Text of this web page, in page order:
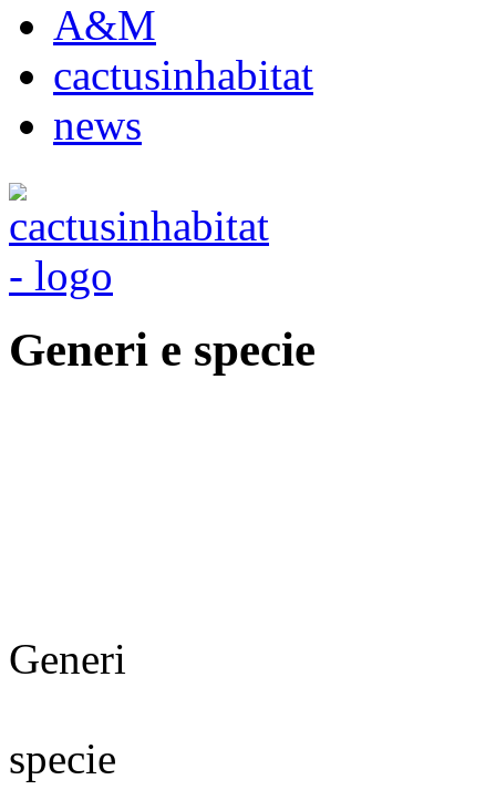
A&M
cactusinhabitat
news
Generi e specie
Generi
specie